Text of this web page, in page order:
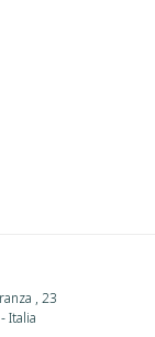
, 23
Italia